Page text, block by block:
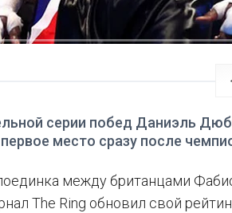
серии побед Даниэль
место сразу после
между британцами
The Ring обновил свой